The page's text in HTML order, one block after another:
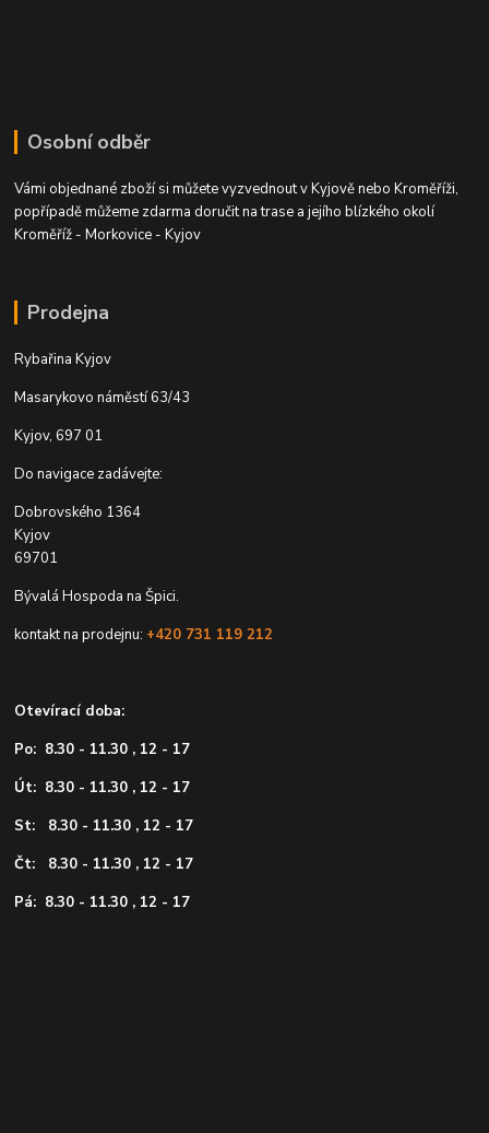
Osobní odběr
Vámi objednané zboží si můžete vyzvednout v Kyjově nebo Kroměříži,
popřípadě můžeme zdarma doručit na trase a jejího blízkého okolí
Kroměříž - Morkovice - Kyjov
Prodejna
Rybařina Kyjov
Masarykovo náměstí 63/43
Kyjov, 697 01
Do navigace zadávejte:
Dobrovského 1364
Kyjov
69701
Bývalá Hospoda na Špici.
kontakt na prodejnu: +420 731 119 212
Otevírací doba:
Po: 8.30 - 11.30 , 12 - 17
Út: 8.30 - 11.30 , 12 - 17
St: 8.30 - 11.30 , 12 - 17
Čt: 8.30 - 11.30 , 12 - 17
Pá: 8.30 - 11.30 , 12 - 17